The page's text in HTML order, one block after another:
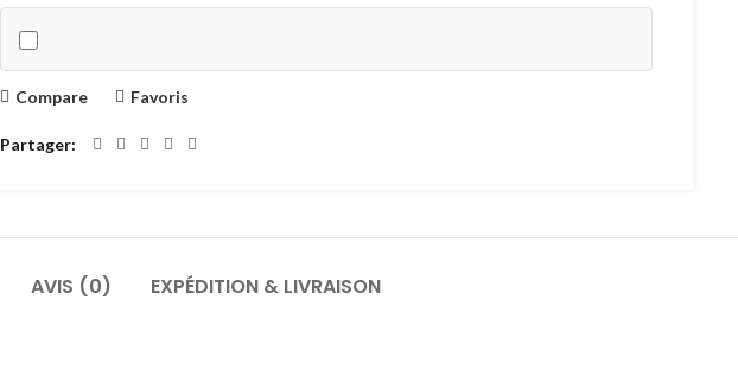
Compare Favoris
Partager
AVIS (0) EXPÉDITION & LIVRAISON